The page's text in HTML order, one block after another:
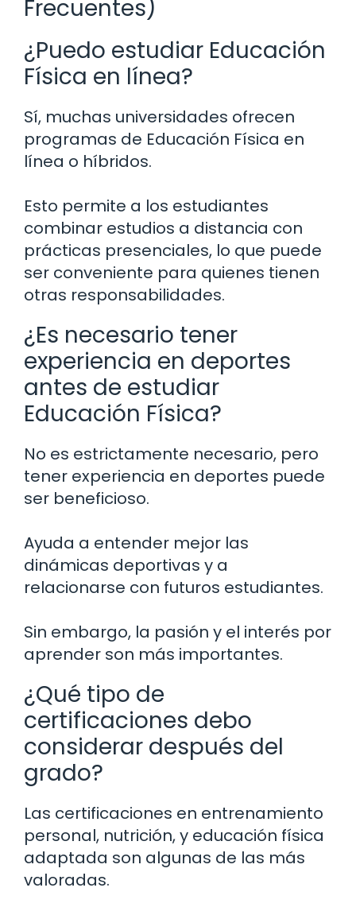
Frecuentes)
¿Puedo estudiar Educación
Física en línea?
Sí, muchas universidades ofrecen
programas de Educación Física en
línea o híbridos.
Esto permite a los estudiantes
combinar estudios a distancia con
prácticas presenciales, lo que puede
ser conveniente para quienes tienen
otras responsabilidades.
¿Es necesario tener
experiencia en deportes
antes de estudiar
Educación Física?
No es estrictamente necesario, pero
tener experiencia en deportes puede
ser beneficioso.
Ayuda a entender mejor las
dinámicas deportivas y a
relacionarse con futuros estudiantes.
Sin embargo, la pasión y el interés por
aprender son más importantes.
¿Qué tipo de
certificaciones debo
considerar después del
grado?
Las certificaciones en entrenamiento
personal, nutrición, y educación física
adaptada son algunas de las más
valoradas.